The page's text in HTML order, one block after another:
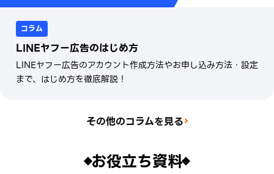
コラム
LINEヤフー広告のはじめ方
LINEヤフー広告のアカウント作成方法やお申し込み方法・設定
まで、はじめ方を徹底解説！
その他のコラムを見る
お役立ち資料